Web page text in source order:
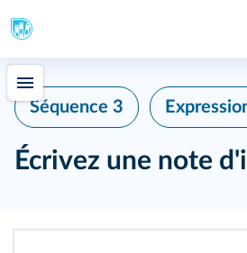
Séquence 3
Écrivez une note